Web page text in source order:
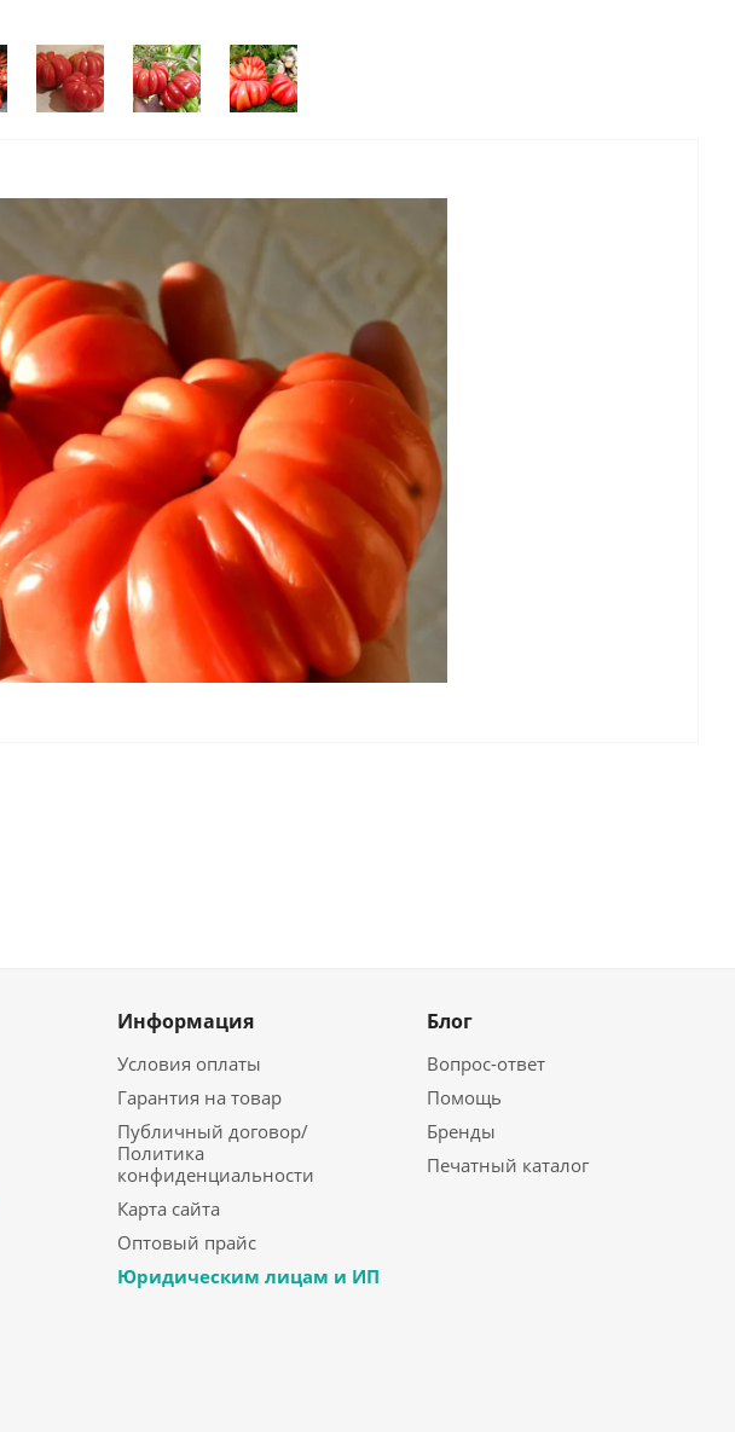
Информация
Условия оплаты
Гарантия на товар
Публичный договор/
Политика
конфиденциальности
Карта сайта
Оптовый прайс
Юридическим лицам и ИП
Блог
Вопрос-ответ
Помощь
Бренды
Печатный каталог